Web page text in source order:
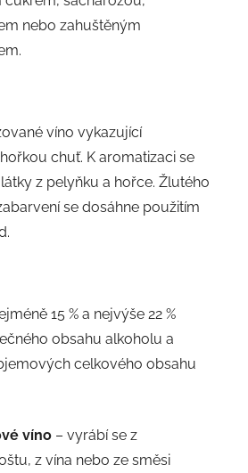
nebo zahuštěným
víno vykazující
chuť. K aromatizaci se
z pelyňku a hořce. Žlutého
se dosáhne použitím
15 % a nejvýše 22 %
obsahu alkoholu a
celkového obsahu
víno – vyrábí se z
z vína nebo ze směsi